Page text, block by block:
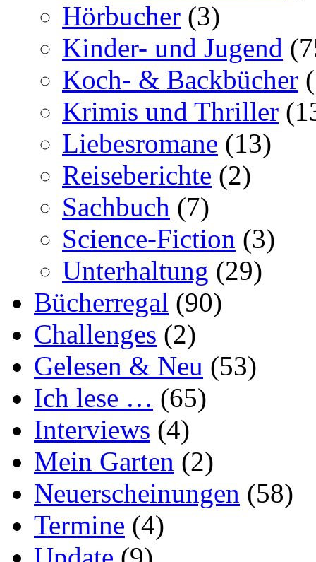
Hörbucher (3)
Kinder- und Jugend
Koch- & Backbücher
Krimis und Thriller
Liebesromane (13)
Reiseberichte (2)
Sachbuch (7)
Science-Fiction (3)
Unterhaltung (29)
Bücherregal (90)
Challenges (2)
Gelesen & Neu (53)
Ich lese … (65)
Interviews (4)
Mein Garten (2)
Neuerscheinungen (58)
Termine (4)